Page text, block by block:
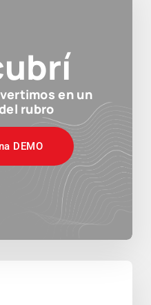
en un
rubro
DEMO